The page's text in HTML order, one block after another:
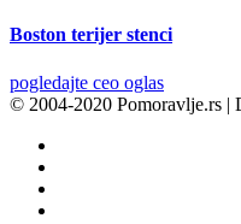
Boston terijer stenci
pogledajte ceo oglas
© 2004-2020 Pomoravlje.rs |